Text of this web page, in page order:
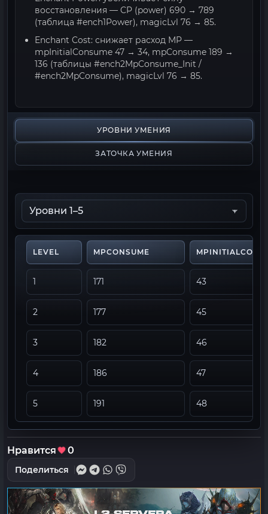
восстановления — CP (power) 690 → 789
(таблица #ench1Power), magicLvl 76 → 85.
Enchant Cost: снижает расход MP —
mpInitialConsume 47 → 34, mpConsume 189 →
136 (таблицы #ench2MpConsume_Init /
#ench2MpConsume), magicLvl 76 → 85.
УРОВНИ УМЕНИЯ
ЗАТОЧКА УМЕНИЯ
LEVEL MPCONSUME
1 171 43
2 177 45
3 182 46
4 186 47
5 191 48
Нравится 0
Поделиться